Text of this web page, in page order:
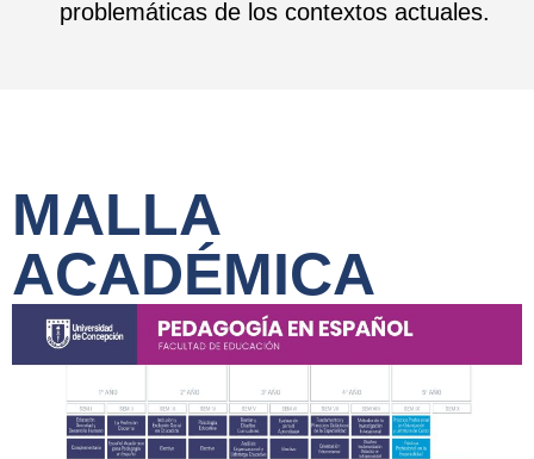
problemáticas de los contextos actuales.
MALLA
ACADÉMICA